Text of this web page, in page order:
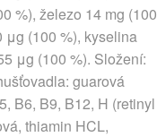
%), železo 14 mg (100
μg (100 %), kyselina
μg (100 %). Složení:
guarová
B6, B9, B12, H (retinyl
thiamin HCL,